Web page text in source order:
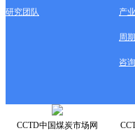
研究团队 产
周
咨
CCTD中国煤炭市场网